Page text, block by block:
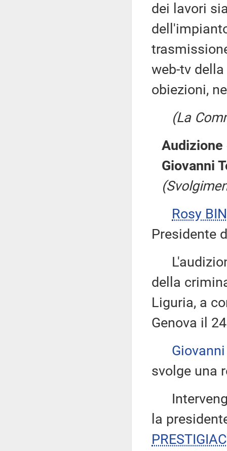
dei lavori
web-tv
obiezioni,
(La
Audizione
Giovanni
Rosy
Presidente
della
Liguria, a
Genova il
svolge una
la